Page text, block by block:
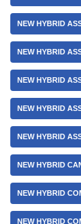
NEW HYBRID
NEW HYBRID
NEW HYBRID
NEW HYBRID
NEW HYBRID
NEW HYBRID
NEW HYBRID
NEW HYBRID